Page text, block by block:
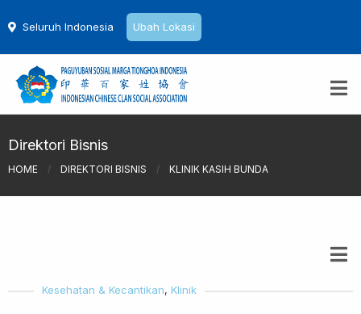
Seluruh Indonesia Ubah Lokasi
Direktori Bisnis
HOME / DIREKTORI BISNIS / KLINIK KASIH BUNDA
Kesehatan & Kecantikan, Klinik